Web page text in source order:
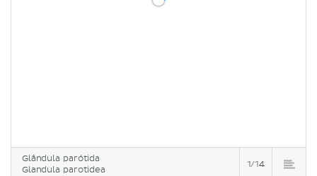
Glândula parótida
Glandula parotidea
1/14